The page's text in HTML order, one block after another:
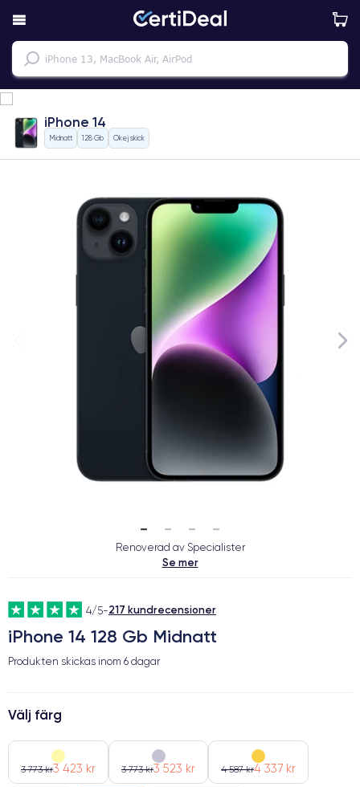
iPhone 14
Midnatt 128 Gb Okej skick
Renoverad av Specialister
Se mer
4/5-217 kundrecensioner
iPhone 14 128 Gb Midnatt
Produkten skickas inom 6 dagar
Välj färg
3 773 kr3 423 kr 3 773 kr3 523 kr 4 587 kr4 337 kr